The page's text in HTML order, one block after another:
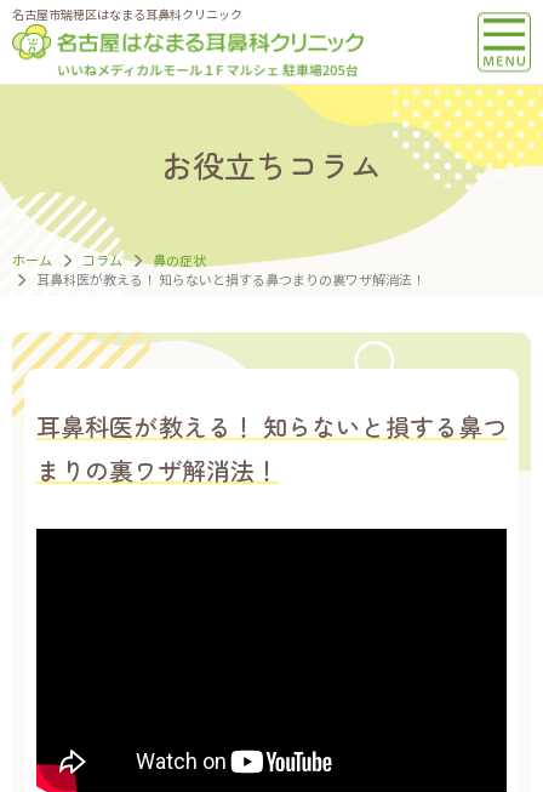
名古屋市瑞穂区はなまる耳鼻科クリニック
お役立ちコラム
ホーム コラム
鼻の症状
耳鼻科医が教える！ 知らないと損する鼻つまりの裏ワザ解消法！
耳鼻科医が教える！ 知らないと損する鼻つ
まりの裏ワザ解消法！